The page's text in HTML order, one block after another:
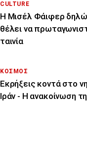
CULTURE
Η Μισέλ Φάιφερ
θέλει να
ταινία
ΚΟΣΜΟΣ
Εκρήξεις κοντά στο
Ιράν - Η ανακοίνωση